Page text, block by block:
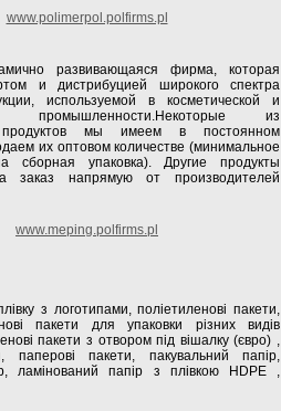
www.polimerpol.polfirms.pl
развивающаяся фирма, которая
и дистрибуцией широкого спектра
используемой в косметической и
промышленности.Некоторые из
продуктов мы имеем в постоянном
их оптовом количестве (минимальное
сборная упаковка). Другие продукты
заказ напрямую от производителей
www.meping.polfirms.pl
з логотипами, поліетиленові пакети,
пакети для упаковки різних видів
пакети з отвором під вішалку (євро) ,
паперові пакети, пакувальний папір,
ламінований папір з плівкою HDPE ,